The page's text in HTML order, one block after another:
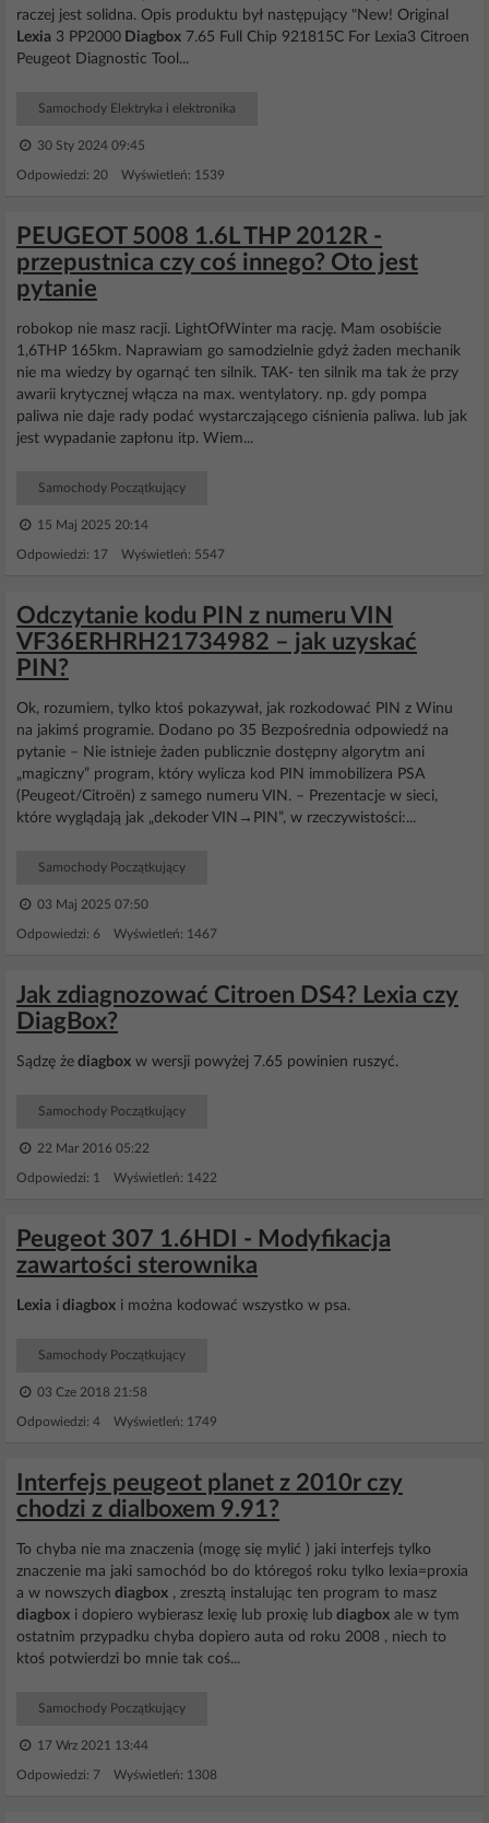
raczej jest solidna. Opis produktu był następujący "New! Original
Lexia 3 PP2000 Diagbox 7.65 Full Chip 921815C For Lexia3 Citroen
Peugeot Diagnostic Tool...
Samochody Elektryka i elektronika
30 Sty 2024 09:45
Odpowiedzi: 20 Wyświetleń: 1539
PEUGEOT 5008 1.6L THP 2012R -
przepustnica czy coś innego? Oto jest
pytanie
robokop nie masz racji. LightOfWinter ma rację. Mam osobiście
1,6THP 165km. Naprawiam go samodzielnie gdyż żaden mechanik
nie ma wiedzy by ogarnąć ten silnik. TAK- ten silnik ma tak że przy
awarii krytycznej włącza na max. wentylatory. np. gdy pompa
paliwa nie daje rady podać wystarczającego ciśnienia paliwa. lub jak
jest wypadanie zapłonu itp. Wiem...
Samochody Początkujący
15 Maj 2025 20:14
Odpowiedzi: 17 Wyświetleń: 5547
Odczytanie kodu PIN z numeru VIN
VF36ERHRH21734982 – jak uzyskać
PIN?
Ok, rozumiem, tylko ktoś pokazywał, jak rozkodować PIN z Winu
na jakimś programie. Dodano po 35 Bezpośrednia odpowiedź na
pytanie – Nie istnieje żaden publicznie dostępny algorytm ani
„magiczny” program, który wylicza kod PIN immobilizera PSA
(Peugeot/Citroën) z samego numeru VIN. – Prezentacje w sieci,
które wyglądają jak „dekoder VIN→PIN”, w rzeczywistości:...
Samochody Początkujący
03 Maj 2025 07:50
Odpowiedzi: 6 Wyświetleń: 1467
Jak zdiagnozować Citroen DS4? Lexia czy
DiagBox?
Sądzę że diagbox w wersji powyżej 7.65 powinien ruszyć.
Samochody Początkujący
22 Mar 2016 05:22
Odpowiedzi: 1 Wyświetleń: 1422
Peugeot 307 1.6HDI - Modyfikacja
zawartości sterownika
Lexia i diagbox i można kodować wszystko w psa.
Samochody Początkujący
03 Cze 2018 21:58
Odpowiedzi: 4 Wyświetleń: 1749
Interfejs peugeot planet z 2010r czy
chodzi z dialboxem 9.91?
To chyba nie ma znaczenia (mogę się mylić ) jaki interfejs tylko
znaczenie ma jaki samochód bo do któregoś roku tylko lexia=proxia
a w nowszych diagbox , zresztą instalując ten program to masz
diagbox i dopiero wybierasz lexię lub proxię lub diagbox ale w tym
ostatnim przypadku chyba dopiero auta od roku 2008 , niech to
ktoś potwierdzi bo mnie tak coś...
Samochody Początkujący
17 Wrz 2021 13:44
Odpowiedzi: 7 Wyświetleń: 1308